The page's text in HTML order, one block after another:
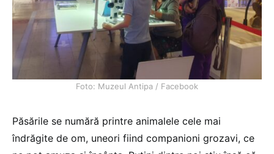
Foto: Muzeul Antipa / Facebook
Păsările se numără printre animalele cele mai
îndrăgite de om, uneori fiind companioni grozavi, ce